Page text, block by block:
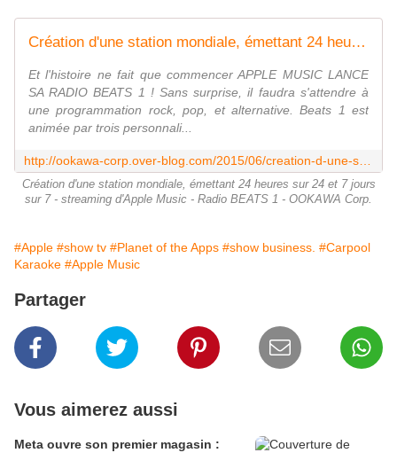
Création d'une station mondiale, émettant 24 heures sur 24 et 7 jours sur 7 - streaming d'Apple Music - Radio BEATS 1 - OOKAWA Corp.
Et l'histoire ne fait que commencer APPLE MUSIC LANCE
SA RADIO BEATS 1 ! Sans surprise, il faudra s'attendre à
une programmation rock, pop, et alternative. Beats 1 est
animée par trois personnali...
Création d'une station mondiale, émettant 24 heures sur 24 et 7 jours
sur 7 - streaming d'Apple Music - Radio BEATS 1 - OOKAWA Corp.
#Apple #show tv #Planet of the Apps #show business. #Carpool
Karaoke #Apple Music
Partager
Vous aimerez aussi
Meta ouvre son premier magasin :